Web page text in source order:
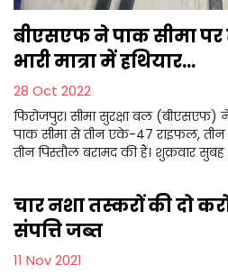
बीएसएफ ने पाक सीमा
भारी मात्रा में हथियार...
28 Oct 2022
फिरोजपुर। सीमा सुरक्षा बल
पाक सीमा से तीन एके-47 राइफल,
तीन पिस्तौल बरामद की हैं। शुक्रवार सुबह
चार नशा तस्करों की दो
संपत्ति जब्त
11 Nov 2021